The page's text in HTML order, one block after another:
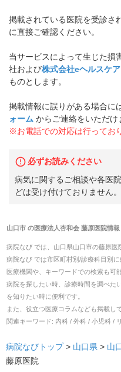
掲載されている医院を受診さ
に直接ご確認ください。
当サービスによって生じた損
社および株式会社eヘルスケア
ものとします。
掲載情報に誤りがある場合に
ォーム からご連絡をいただけ
※お電話での対応は行ってお
必ずお読みください
病気に関するご相談や各医
どは受け付けておりません。
山口市の医療法人杏和会 藤原医院情報
病院なび では、 山口県山口市の藤原医
病院なび では市区町村別/診療科目別
医療機関や、キーワードでの検索も可
病院を探したい時、診療時間を調べた
を知りたい時に便利です。
また、役立つ医療コラムなども掲載し
関連キーワード: 内科 / 外科 / 小児科 /
病院なびトップ> 山口県 > 山
藤原医院